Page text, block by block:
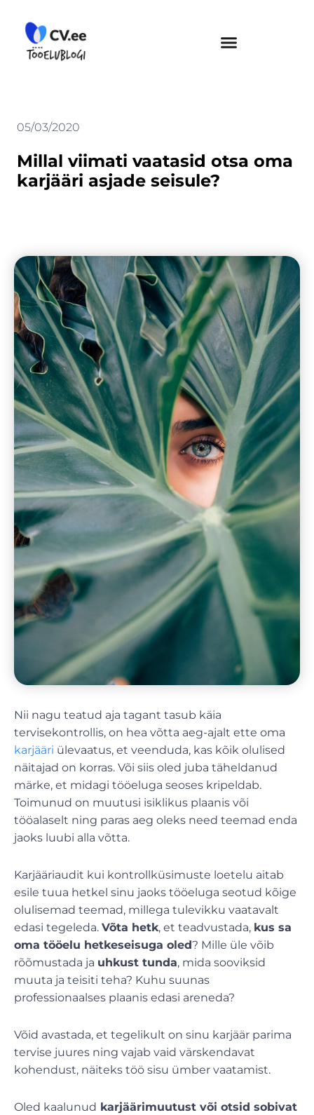
content
05/03/2020
Millal viimati vaatasid otsa oma
karjääri asjade seisule?
Nii nagu teatud aja tagant tasub käia
tervisekontrollis, on hea võtta aeg-ajalt ette oma
karjääri ülevaatus, et veenduda, kas kõik olulised
näitajad on korras. Või siis oled juba täheldanud
märke, et midagi tööeluga seoses kripeldab.
Toimunud on muutusi isiklikus plaanis või
tööalaselt ning paras aeg oleks need teemad enda
jaoks luubi alla võtta.
Karjääriaudit kui kontrollküsimuste loetelu aitab
esile tuua hetkel sinu jaoks tööeluga seotud kõige
olulisemad teemad, millega tulevikku vaatavalt
edasi tegeleda. Võta hetk, et teadvustada, kus sa
oma tööelu hetkeseisuga oled? Mille üle võib
rõõmustada ja uhkust tunda, mida sooviksid
muuta ja teisiti teha? Kuhu suunas
professionaalses plaanis edasi areneda?
Võid avastada, et tegelikult on sinu karjäär parima
tervise juures ning vajab vaid värskendavat
kohendust, näiteks töö sisu ümber vaatamist.
Oled kaalunud karjäärimuutust või otsid sobivat